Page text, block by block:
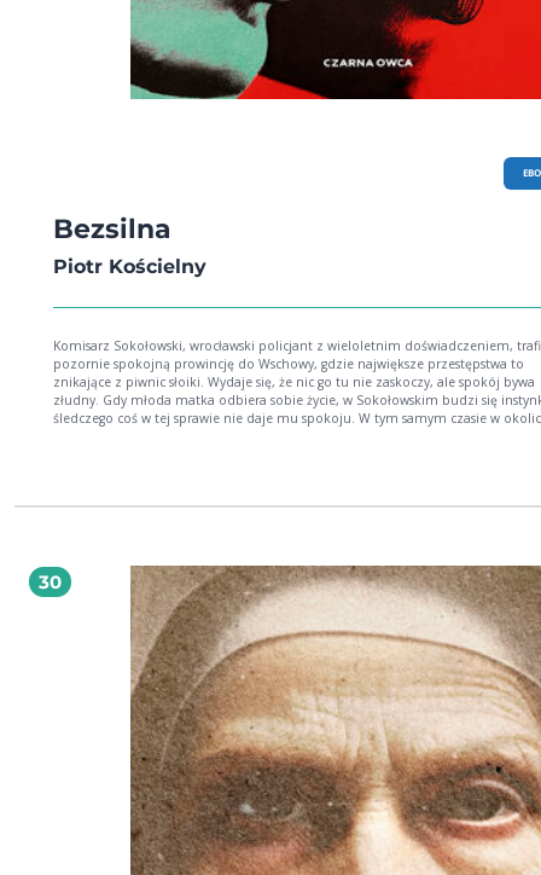
Bezsilna
Piotr Kościelny
Komisarz Sokołowski, wrocławski policjant z wieloletnim doświadczeniem,
pozornie spokojną prowincję do Wschowy, gdzie największe przestępstwa to
znikające z piwnic słoiki. Wydaje się, że nic go tu nie zaskoczy, ale spokój bywa
złudny. Gdy młoda matka odbiera sobie życie, w Sokołowskim budzi się instynkt
śledczego coś w tej sprawie nie daje mu spokoju. W tym samym czasie w
to hipnotyzujący portret miejsca, gdzie zło nie krzyczy ono cicho rośnie tuż
30